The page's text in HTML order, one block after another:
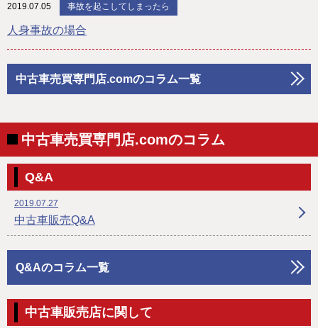
2019.07.05 事故を起こしてしまったら
人身事故の場合
中古車売買専門店.comのコラム一覧
中古車売買専門店.comのコラム
Q&A
2019.07.27
中古車販売Q&A
Q&Aのコラム一覧
中古車販売店に関して